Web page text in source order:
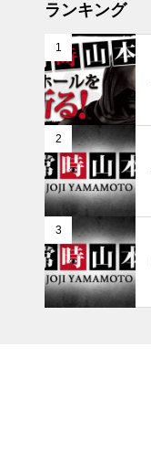
ランキング
1
2
3